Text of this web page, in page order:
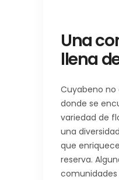
Una
llena
Cuyabeno no
donde se
variedad de
una
que
reserva.
comunidades